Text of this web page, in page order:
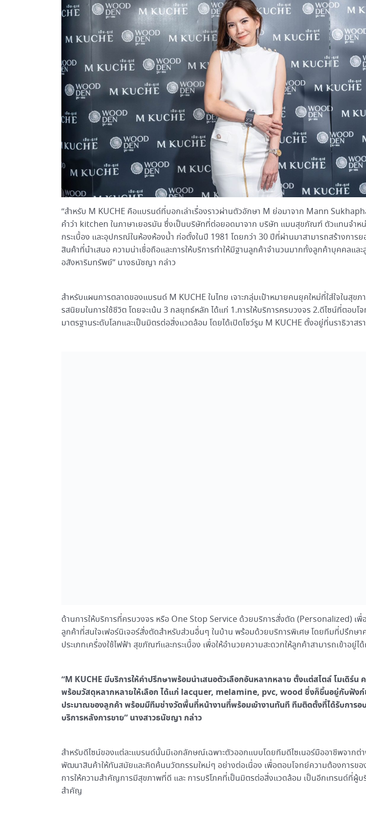
“สำหรับ M KUCHE คือแบรนด์ที่บอกเล่าเรื่องราวผ่านตัวอักษา M ย่อมาจาก Mann
คำว่า kitchen ในภาษาเยอรมัน ซึ่งเป็นบริษัทที่ต่อยอดมาจาก บริษัท แมนสุขภัณฑ์ ตัวแทนจำ
กระเบื้อง และอุปกรณ์ในห้องห้องน้ำ ก่อตั้งในปี 1981 โดยกว่า 30 ปีที่ผ่านมาสามารถสร้างกา
สินค้าที่นำเสนอ ความน่าเชื่อถือและการให้บริการทำให้มีฐานลูกค้าจำนวนมากทั้งลูกค้าบุคคลแล
อสังหาริมทรัพย์” นางธนัชญา กล่าว
สำหรับแผนการตลาดของแบรนด์ M KUCHE ในไทย เจาะกลุ่มเป้าหมายคนยุคใหม่ที่ใส่ใจในสุข
รสนิยมในการใช้ชีวิต โดยจะเน้น 3 กลยุทธ์หลัก ได้แก่ 1.การให้บริการครบวงจร 2.ดีไซน์ที่ตอบ
มาตรฐานระดับโลกและเป็นมิตรต่อสิ่งแวดล้อม โดยได้เปิดโชว์รูม M KUCHE ตั้งอยู่ที่นราธิวาส
ด้านการให้บริการที่ครบวงจร หรือ One Stop Service ด้วยบริการสั่งตัด (Personalized) เพื่
ลูกค้าที่สนใจเฟอร์นิเจอร์สั่งตัดสำหรับส่วนอื่นๆ ในบ้าน พร้อมด้วยบริการพิเศษ โดยทีมที่ปรึกษา
ประเภทเครื่องใช้ไฟฟ้า สุขภัณฑ์และกระเบื้อง เพื่อให้อำนวยความสะดวกให้ลูกค้าสามารถเข้าอยู่ได้
“M KUCHE มีบริการให้คำปรึกษาพร้อมนำเสนอตัวเลือกอันหลากหลาย ตั้งแต่สไตล์ โมเดิร์น
พร้อมวัสดุหลากหลายให้เลือก ได้แก่ lacquer, melamine, pvc, wood ซึ่งก็ขึ้นอยู่กับฟังก์
ประมาณของลูกค้า พร้อมมีทีมช่างวัดพื้นที่หน้างานที่พร้อมเข้างานทันที ทีมติดตั้งที่ได้รับการอ
บริการหลังการขาย” นางสาวธนัชญา กล่าว
สำหรับดีไซน์ของแต่ละแบรนด์นั้นมีเอกลักษณ์เฉพาะตัวออกแบบโดยทีมดีไซเนอร์มืออาชีพจากต่า
พัฒนาสินค้าให้ทันสมัยและคิดค้นนวัตกรรมใหม่ๆ อย่างต่อเนื่อง เพื่อตอบโจทย์ความต้องการขอ
การให้ความสำคัญการมีสุขภาพที่ดี และ การบริโภคที่เป็นมิตรต่อสิ่งแวดล้อม เป็นอีกเทรนด์ที่ผู้บ
สำคัญ